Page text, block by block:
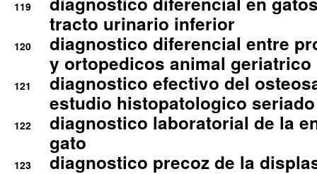
119
tracto urinario inferior
120
diagnostico diferencial entre
y ortopedicos animal geriatrico
121
diagnostico efectivo del
estudio histopatologico seriado
122
diagnostico laboratorial de la
gato
123 diagnostico precoz de la